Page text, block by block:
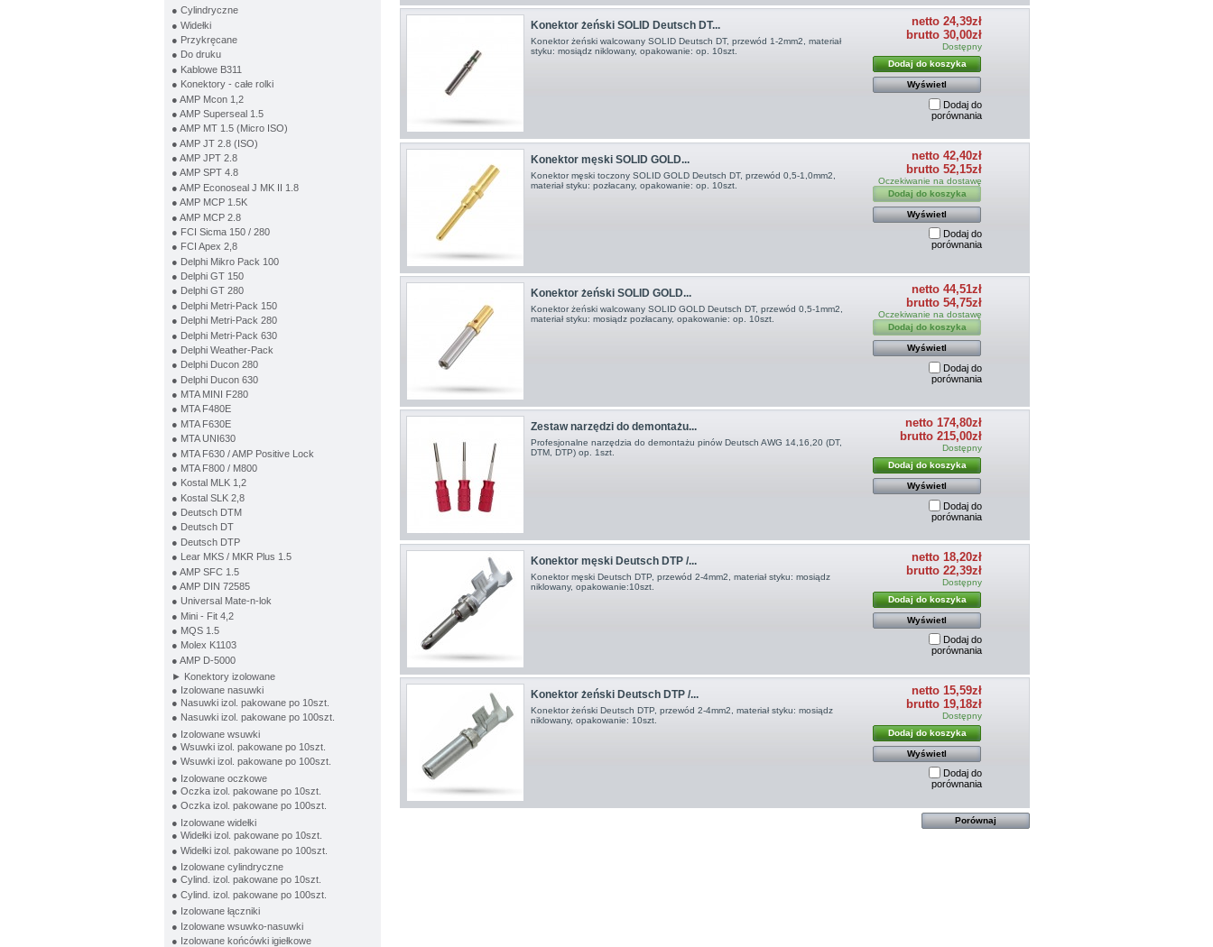
● Cylindryczne
● Widełki
● Przykręcane
● Do druku
● Kablowe B311
● Konektory - całe rolki
● AMP Mcon 1,2
● AMP Superseal 1.5
● AMP MT 1.5 (Micro ISO)
● AMP JT 2.8 (ISO)
● AMP JPT 2.8
● AMP SPT 4.8
● AMP Econoseal J MK II 1.8
● AMP MCP 1.5K
● AMP MCP 2.8
● FCI Sicma 150 / 280
● FCI Apex 2,8
● Delphi Mikro Pack 100
● Delphi GT 150
● Delphi GT 280
● Delphi Metri-Pack 150
● Delphi Metri-Pack 280
● Delphi Metri-Pack 630
● Delphi Weather-Pack
● Delphi Ducon 280
● Delphi Ducon 630
● MTA MINI F280
● MTA F480E
● MTA F630E
● MTA UNI630
● MTA F630 / AMP Positive Lock
● MTA F800 / M800
● Kostal MLK 1,2
● Kostal SLK 2,8
● Deutsch DTM
● Deutsch DT
● Deutsch DTP
● Lear MKS / MKR Plus 1.5
● AMP SFC 1.5
● AMP DIN 72585
● Universal Mate-n-lok
● Mini - Fit 4,2
● MQS 1.5
● Molex K1103
● AMP D-5000
► Konektory izolowane
● Izolowane nasuwki
● Nasuwki izol. pakowane po 10szt.
● Nasuwki izol. pakowane po 100szt.
● Izolowane wsuwki
● Wsuwki izol. pakowane po 10szt.
● Wsuwki izol. pakowane po 100szt.
● Izolowane oczkowe
● Oczka izol. pakowane po 10szt.
● Oczka izol. pakowane po 100szt.
● Izolowane widełki
● Widełki izol. pakowane po 10szt.
● Widełki izol. pakowane po 100szt.
● Izolowane cylindryczne
● Cylind. izol. pakowane po 10szt.
● Cylind. izol. pakowane po 100szt.
● Izolowane łączniki
● Izolowane wsuwko-nasuwki
● Izolowane końcówki igiełkowe
Konektor żeński SOLID Deutsch DT...
Konektor żeński walcowany SOLID Deutsch DT, przewód 1-2mm2, materiał
styku: mosiądz niklowany, opakowanie: op. 10szt.
netto 24,39zł
brutto 30,00zł
Dostępny
Dodaj do koszyka
Wyświetl
Dodaj do
porównania
Konektor męski SOLID GOLD...
Konektor męski toczony SOLID GOLD Deutsch DT, przewód 0,5-1,0mm2,
materiał styku: pozłacany, opakowanie: op. 10szt.
netto 42,40zł
brutto 52,15zł
Oczekiwanie na dostawę
Dodaj do koszyka
Wyświetl
Dodaj do
porównania
Konektor żeński SOLID GOLD...
Konektor żeński walcowany SOLID GOLD Deutsch DT, przewód 0,5-1mm2,
materiał styku: mosiądz pozłacany, opakowanie: op. 10szt.
netto 44,51zł
brutto 54,75zł
Oczekiwanie na dostawę
Dodaj do koszyka
Wyświetl
Dodaj do
porównania
Zestaw narzędzi do demontażu...
Profesjonalne narzędzia do demontażu pinów Deutsch AWG 14,16,20 (DT,
DTM, DTP) op. 1szt.
netto 174,80zł
brutto 215,00zł
Dostępny
Dodaj do koszyka
Wyświetl
Dodaj do
porównania
Konektor męski Deutsch DTP /...
Konektor męski Deutsch DTP, przewód 2-4 mm2, materiał styku: mosiądz
niklowany, opakowanie:10szt.
netto 18,20zł
brutto 22,39zł
Dostępny
Dodaj do koszyka
Wyświetl
Dodaj do
porównania
Konektor żeński Deutsch DTP /...
Konektor żeński Deutsch DTP, przewód 2-4mm2 , materiał styku: mosiądz
niklowany, opakowanie: 10szt.
netto 15,59zł
brutto 19,18zł
Dostępny
Dodaj do koszyka
Wyświetl
Dodaj do
porównania